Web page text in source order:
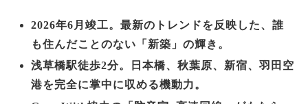
2026年6月竣工。最新のトレンドを反映した、誰
も住んだことのない「新築」の輝き。
浅草橋駅徒歩2分。日本橋、秋葉原、新宿、羽田空
港を完全に掌中に収める機動力。